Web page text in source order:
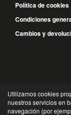
Política de cookies
Condiciones
Cambios y
C/ El Timple, 13 -
Utilizamos cookies
nuestros servicios en
navegación (por